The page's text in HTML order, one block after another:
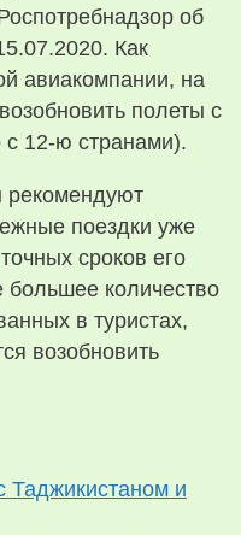
об
Как
авиакомпании, на
полеты с
12-ю странами).
рекомендуют
поездки уже
сроков его
большее количество
в туристах,
возобновить
Таджикистаном и